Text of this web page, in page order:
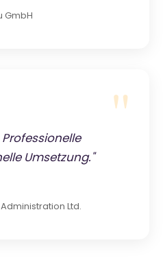
GmbH
Umsetzung."
Ltd.